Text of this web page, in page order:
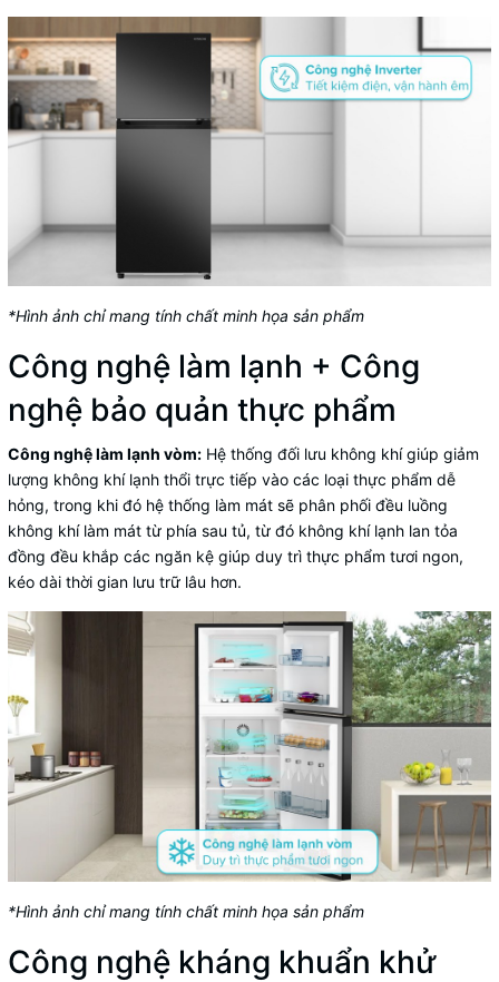
*Hình ảnh chỉ mang tính chất minh họa sản phẩm
Công nghệ làm lạnh + Công
nghệ bảo quản thực phẩm
Công nghệ làm lạnh vòm: Hệ thống đối lưu không khí giúp giảm
lượng không khí lạnh thổi trực tiếp vào các loại thực phẩm dễ
hỏng, trong khi đó hệ thống làm mát sẽ phân phối đều luồng
không khí làm mát từ phía sau tủ, từ đó không khí lạnh lan tỏa
đồng đều khắp các ngăn kệ giúp duy trì thực phẩm tươi ngon,
kéo dài thời gian lưu trữ lâu hơn.
*Hình ảnh chỉ mang tính chất minh họa sản phẩm
Công nghệ kháng khuẩn khử